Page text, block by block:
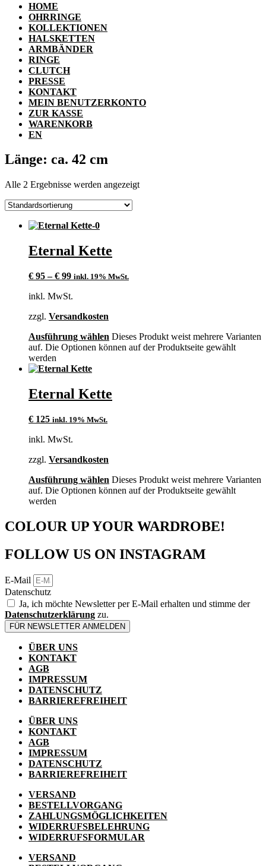
HOME
OHRRINGE
KOLLEKTIONEN
HALSKETTEN
ARMBÄNDER
RINGE
CLUTCH
PRESSE
KONTAKT
MEIN BENUTZERKONTO
ZUR KASSE
WARENKORB
EN
Länge: ca. 42 cm
Alle 2 Ergebnisse werden angezeigt
Eternal Kette
€ 95–€ 99 inkl. 19% MwSt.
inkl. MwSt.
zzgl. Versandkosten
Ausführung wählen Dieses Produkt weist mehrere Varianten
auf. Die Optionen können auf der Produktseite gewählt
werden
Eternal Kette
€ 125 inkl. 19% MwSt.
inkl. MwSt.
zzgl. Versandkosten
Ausführung wählen Dieses Produkt weist mehrere Varianten
auf. Die Optionen können auf der Produktseite gewählt
werden
COLOUR UP YOUR WARDROBE!
FOLLOW US ON INSTAGRAM
E-Mail
Datenschutz
Ja, ich möchte Newsletter per E-Mail erhalten und stimme der
Datenschutzerklärung zu.
FÜR NEWSLETTER ANMELDEN
ÜBER UNS
KONTAKT
AGB
IMPRESSUM
DATENSCHUTZ
BARRIEREFREIHEIT
ÜBER UNS
KONTAKT
AGB
IMPRESSUM
DATENSCHUTZ
BARRIEREFREIHEIT
VERSAND
BESTELLVORGANG
ZAHLUNGSMÖGLICHKEITEN
WIDERRUFSBELEHRUNG
WIDERRUFSFORMULAR
VERSAND